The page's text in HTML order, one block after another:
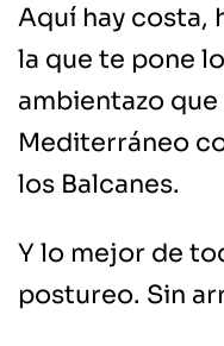
Aquí hay costa,
la que te pone
ambientazo
Mediterráneo
los Balcanes.
Y lo mejor de
postureo. Sin